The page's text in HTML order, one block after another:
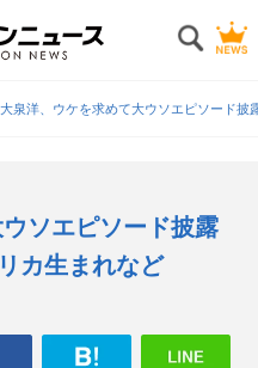
大泉洋、ウケを求めて大ウソエピソード
ソエピソード披露
カ生まれなど